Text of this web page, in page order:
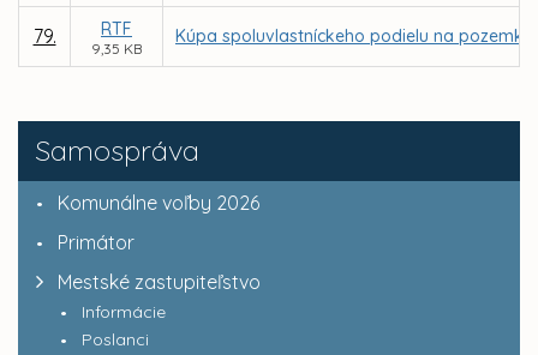
Samospráva
Komunálne voľby 2026
Primátor
Mestské zastupiteľstvo
Informácie
Poslanci
79. RTF
9,35 KB
Kúpa spoluvlastníckeho podielu na pozemku,